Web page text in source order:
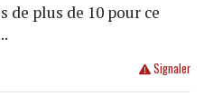
de plus de 10 pour ce
Signaler